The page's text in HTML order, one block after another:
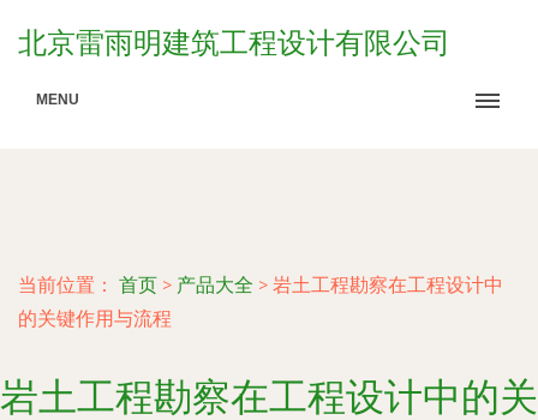
北京雷雨明建筑工程设计有限公司
MENU
当前位置： 首页 > 产品大全 > 岩土工程勘察在工程设计中
的关键作用与流程
岩土工程勘察在工程设计中的关